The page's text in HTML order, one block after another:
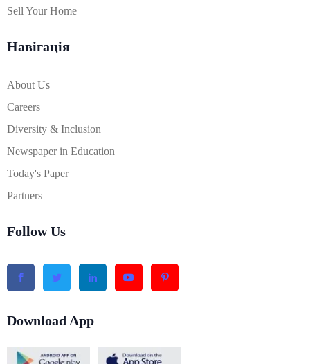
Sell Your Home
Навігація
About Us
Careers
Diversity & Inclusion
Newspaper in Education
Today's Paper
Partners
Follow Us
Download App